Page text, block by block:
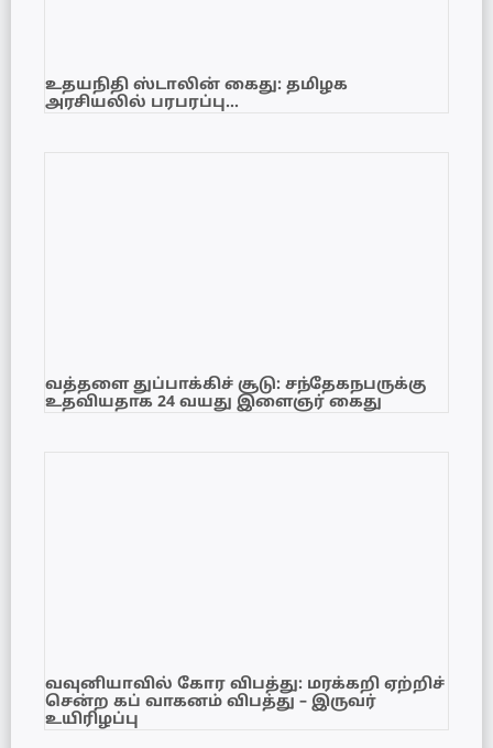
உதயநிதி ஸ்டாலின் கைது: தமிழக
அரசியலில் பரபரப்பு…
வத்தளை துப்பாக்கிச் சூடு: சந்தேகநபருக்கு
உதவியதாக 24 வயது இளைஞர் கைது
வவுனியாவில் கோர விபத்து: மரக்கறி ஏற்றிச்
சென்ற கப் வாகனம் விபத்து – இருவர்
உயிரிழப்பு